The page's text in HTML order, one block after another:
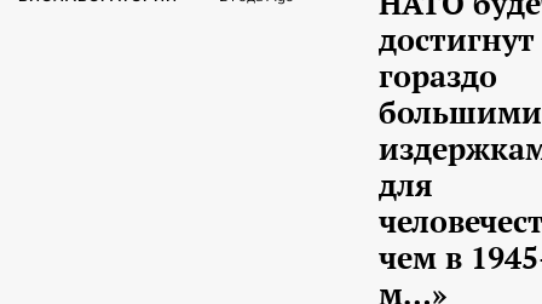
достигнут
гораздо
большими
для
чем в
м…»